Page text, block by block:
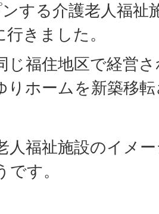
する介護老人福祉
きました。
じ福住地区で経営
りホームを新築移
人福祉施設のイメ
す。